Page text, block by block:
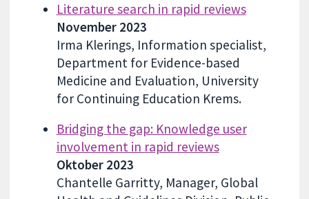
Literature search in rapid reviews
November 2023
Irma Klerings, Information specialist,
Department for Evidence-based
Medicine and Evaluation, University
for Continuing Education Krems.
Bridging the gap: Knowledge user
involvement in rapid reviews
Oktober 2023
Chantelle Garritty, Manager, Global